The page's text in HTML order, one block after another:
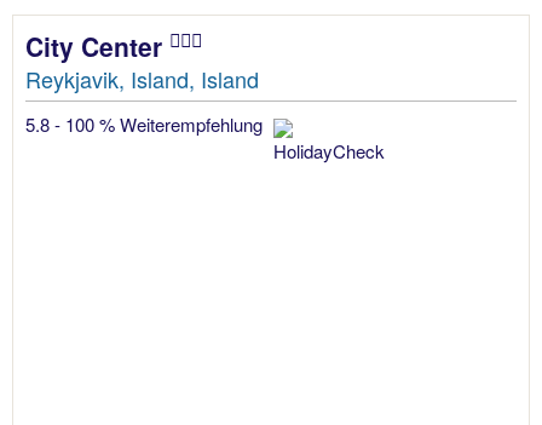
City Center
Reykjavik, Island, Island
5.8 - 100 % Weiterempfehlung